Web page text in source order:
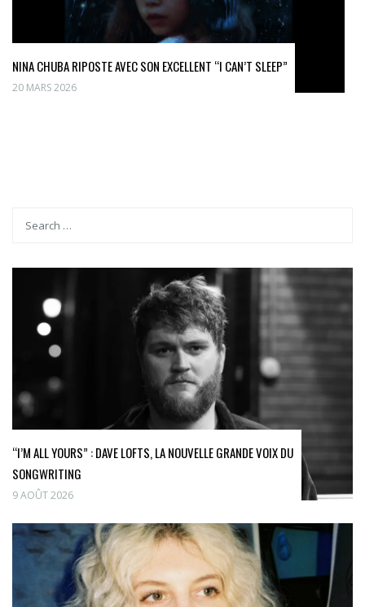
NINA CHUBA RIPOSTE AVEC SON EXCELLENT “I CAN’T SLEEP”
20 MARS 2026
“I’M ALL YOURS” : DAVE LOFTS, LA NOUVELLE GRANDE VOIX DU
SONGWRITING
9 AOÛT 2026